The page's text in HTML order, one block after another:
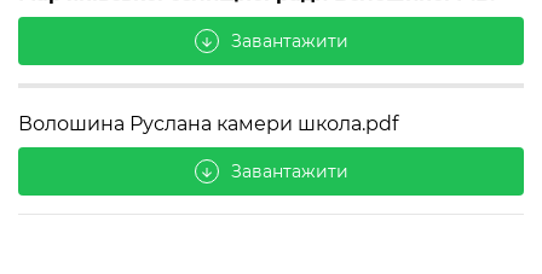
arrow_downward Завантажити
Волошина Руслана камери школа.pdf
arrow_downward Завантажити